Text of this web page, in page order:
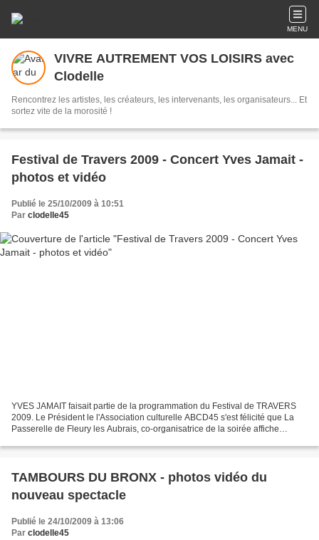
MENU
VIVRE AUTREMENT VOS LOISIRS avec
Clodelle
Rencontrez les artistes, les créateurs, les intervenants, les organisateurs... Et
sortez vite de la morosité !
Festival de Travers 2009 - Concert Yves Jamait -
photos et vidéo
Publié le 25/10/2009 à 10:51
Par clodelle45
YVES JAMAIT faisait partie de la programmation du Festival de TRAVERS
2009. Le Président le l'Association culturelle ABCD45 s'est félicité que La
Passerelle de Fleury les Aubrais, co-organisatrice de la soirée affiche
TAMBOURS DU BRONX - photos vidéo du
nouveau spectacle
Publié le 24/10/2009 à 13:06
Par clodelle45